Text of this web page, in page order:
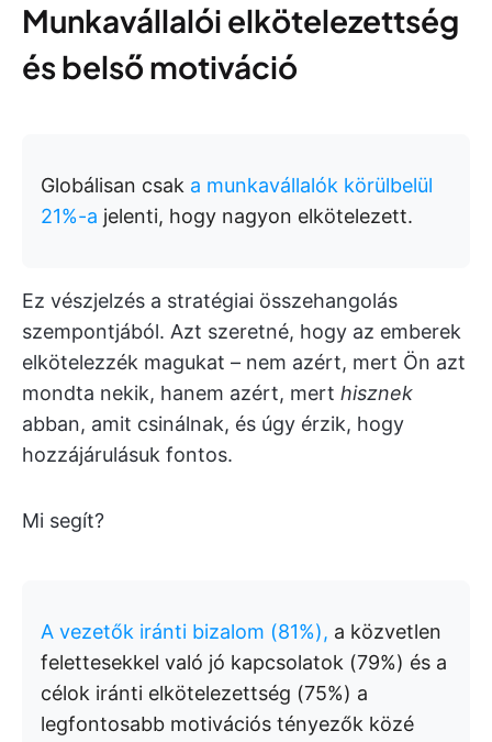
Munkavállalói elkötelezettség
és belső motiváció
Globálisan csak a munkavállalók körülbelül
21%-a jelenti, hogy nagyon elkötelezett.
Ez vészjelzés a stratégiai összehangolás
szempontjából. Azt szeretné, hogy az emberek
elkötelezzék magukat – nem azért, mert Ön azt
mondta nekik, hanem azért, mert hisznek
abban, amit csinálnak, és úgy érzik, hogy
hozzájárulásuk fontos.
Mi segít?
A vezetők iránti bizalom (81%), a közvetlen
felettesekkel való jó kapcsolatok (79%) és a
célok iránti elkötelezettség (75%) a
legfontosabb motivációs tényezők közé